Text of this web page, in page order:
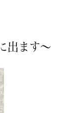
出ます〜